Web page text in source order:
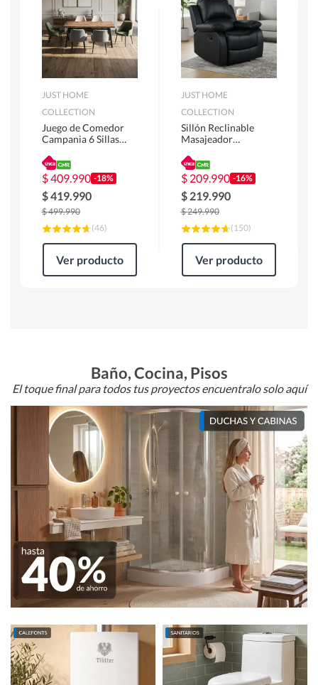
Alfombras
JUST HOME
COLLECTION
Juego de Comedor
Campania 6 Sillas
180 x 90 x 76 cm
Café
$409.990 -18%
$419.990
$499.990
(46)
Ver producto
JUST HOME
COLLECTION
Sillón Reclinable
Masajeador
Atlanta 91x101x94
cm Negro
$ 209.990 -16%
$ 219.990
$249.990
(150)
Ver producto
Baño, Cocina, Pisos
El toque final para todos tus proyectos encuentralo solo aquí